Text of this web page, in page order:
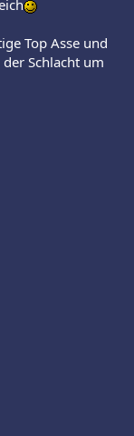
Top Asse und
Schlacht um